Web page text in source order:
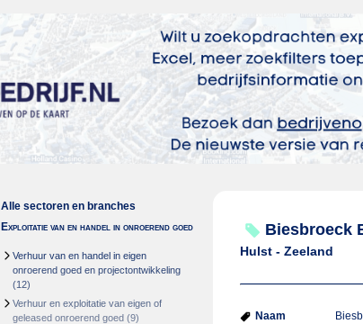
Alle sectoren en branches
Exploitatie van en handel in onroerend goed
Verhuur van en handel in eigen
onroerend goed en projectontwikkeling
(12)
Verhuur en exploitatie van eigen of
geleased onroerend goed (9)
Biesbroeck
Hulst - Zeeland
Naam